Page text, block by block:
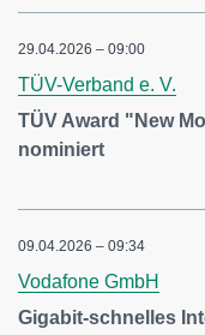
29.04.2026 – 09:00
TÜV-Verband e. V.
TÜV Award "New
nominiert
09.04.2026 – 09:34
Vodafone GmbH
Gigabit-schnelles